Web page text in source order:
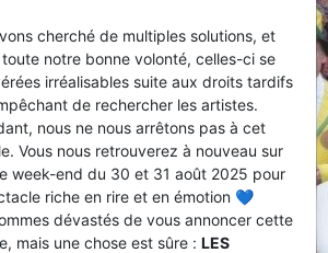
cherché de multiples solutions, et
notre bonne volonté, celles-ci se
irréalisables suite aux droits tardifs
de rechercher les artistes.
nous ne nous arrêtons pas à cet
Vous nous retrouverez à nouveau sur
week-end du 30 et 31 août 2025 pour
riche en rire et en émotion 💙
dévastés de vous annoncer cette
mais une chose est sûre : LES